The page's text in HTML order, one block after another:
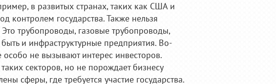
в развитых странах, таких как США и
контролем государства. Также нельзя
трубопроводы, газовые трубопроводы,
и инфраструктурные предприятия. Во-
особо не вызывают интерес инвесторов.
секторов, но не порождает бизнесу
сферы, где требуется участие государства.